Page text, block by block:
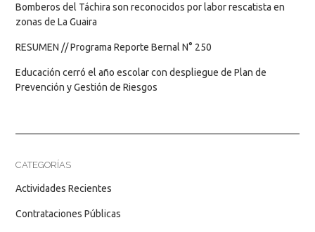
Bomberos del Táchira son reconocidos por labor rescatista en
zonas de La Guaira
RESUMEN // Programa Reporte Bernal N° 250
Educación cerró el año escolar con despliegue de Plan de
Prevención y Gestión de Riesgos
CATEGORÍAS
Actividades Recientes
Contrataciones Públicas